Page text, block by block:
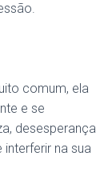
comum, ela
e se
desesperança
na sua